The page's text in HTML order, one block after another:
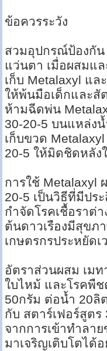
ข้อควรระวัง
สวมอุปกรณ์ป้องกัน
แว่นตา เมื่อผสมแ
เก็บ Metalaxyl แล
ให้พ้นมือเด็กและสั
ห้ามฉีดพ่น
30-20-5 บนแหล่งน้
เก็บขวด
20-5 ให้มิดชิดหลัง
การใช้ Metalaxyl
20-5 เป็นวิธีที่มีปร
กำจัดโรคเชื้อราต่
ต้นดาวเรืองมีสุขภ
เกษตรกรประหยัด
อัตราส่วนผสม เม
ใบไหม้ และโรคพืช
50กรัม ต่อน้ำ 20ลิ
กับ สตาร์เฟอร์สูต
จากการเข้าทำลา
มาเจริญเติบโตได้อ